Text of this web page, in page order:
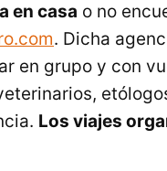
en casa o no
. Dicha
en grupo y con
Los viajes